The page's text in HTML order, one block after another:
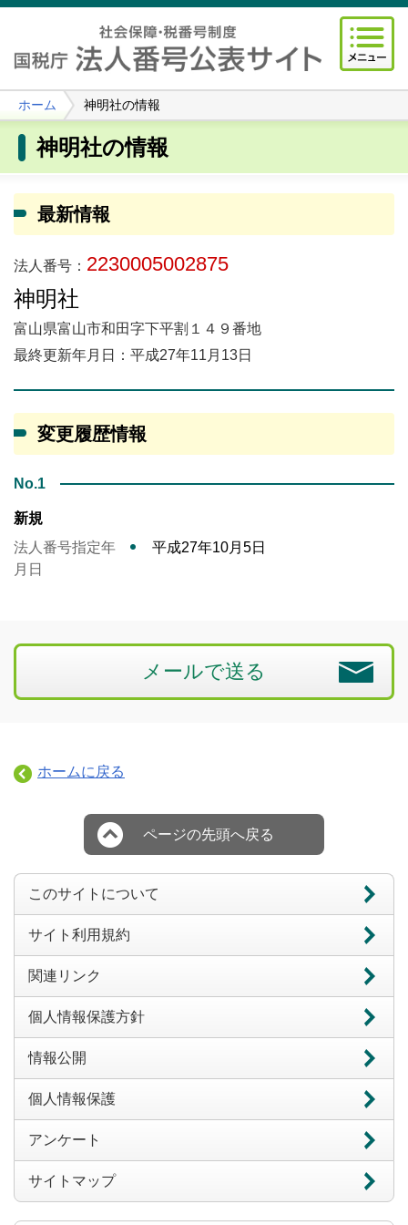
ホーム 神明社の情報
神明社の情報
最新情報
法人番号： 2230005002875
神明社
富山県富山市和田字下平割１４９番地
最終更新年月日：平成27年11月13日
変更履歴情報
No.1
新規
法人番号指定年
月日
平成27年10月5日
メールで送る
ホームに戻る
ページの先頭へ戻る
このサイトについて
サイト利用規約
関連リンク
個人情報保護方針
情報公開
個人情報保護
アンケート
サイトマップ